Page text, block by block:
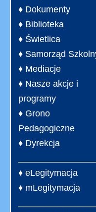
♦ Dokumenty
♦ Biblioteka
♦ Świetlica
♦ Samorząd
♦ Mediacje
♦ Nasze akcje i
programy
♦ Grono
Pedagogiczne
♦ Dyrekcja
♦ eLegitymacja
♦ mLegitymacja